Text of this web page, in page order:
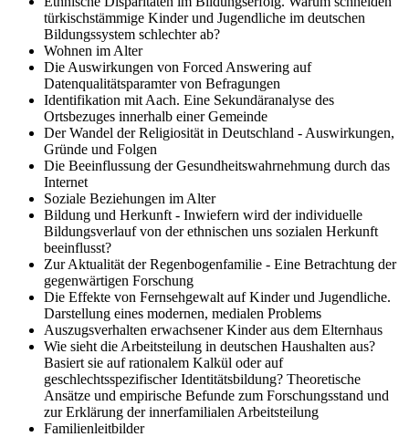
türkischstämmige Kinder und Jugendliche im deutschen
Bildungssystem schlechter ab?
Wohnen im Alter
Die Auswirkungen von Forced Answering auf
Datenqualitätsparamter von Befragungen
Identifikation mit Aach. Eine Sekundäranalyse des
Ortsbezuges innerhalb einer Gemeinde
Der Wandel der Religiosität in Deutschland - Auswirkungen,
Gründe und Folgen
Die Beeinflussung der Gesundheitswahrnehmung durch das
Internet
Soziale Beziehungen im Alter
Bildung und Herkunft - Inwiefern wird der individuelle
Bildungsverlauf von der ethnischen uns sozialen Herkunft
beeinflusst?
Zur Aktualität der Regenbogenfamilie - Eine Betrachtung der
gegenwärtigen Forschung
Die Effekte von Fernsehgewalt auf Kinder und Jugendliche.
Darstellung eines modernen, medialen Problems
Auszugsverhalten erwachsener Kinder aus dem Elternhaus
Wie sieht die Arbeitsteilung in deutschen Haushalten aus?
Basiert sie auf rationalem Kalkül oder auf
geschlechtsspezifischer Identitätsbildung? Theoretische
Ansätze und empirische Befunde zum Forschungsstand und
zur Erklärung der innerfamilialen Arbeitsteilung
Familienleitbilder